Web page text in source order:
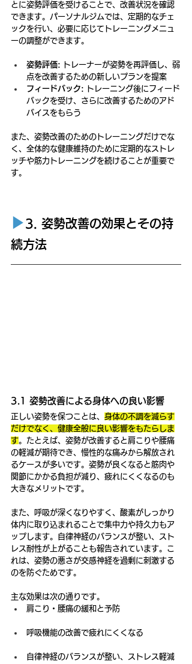
とに姿勢評価を受けることで、改善状況を確認
できます。パーソナルジムでは、定期的なチェ
ックを行い、必要に応じてトレーニングメニュ
ーの調整ができます。
姿勢評価: トレーナーが姿勢を再評価し、弱
点を改善するための新しいプランを提案
フィードバック: トレーニング後にフィード
バックを受け、さらに改善するためのアド
バイスをもらう
また、姿勢改善のためのトレーニングだけでな
く、全体的な健康維持のために定期的なストレ
ッチや筋力トレーニングを続けることが重要で
す。
▶︎ 3. 姿勢改善の効果とその持
続方法
3.1 姿勢改善による身体への良い影響
正しい姿勢を保つことは、 身体の不調を減らす
だけでなく、健康全般に良い影響をもたらしま
す。たとえば、姿勢が改善すると肩こりや腰痛
の軽減が期待でき、慢性的な痛みから解放され
るケースが多いです。姿勢が良くなると筋肉や
関節にかかる負担が減り、疲れにくくなるのも
大きなメリットです。
また、呼吸が深くなりやすく、酸素がしっかり
体内に取り込まれることで集中力や持久力もア
ップします。自律神経のバランスが整い、スト
レス耐性が上がることも報告されています。こ
れは、姿勢の悪さが交感神経を過剰に刺激する
のを防ぐためです。
主な効果は次の通りです。
肩こり・腰痛の緩和と予防
呼吸機能の改善で疲れにくくなる
自律神経のバランスが整い、ストレス軽減